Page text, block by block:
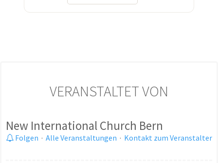
VERANSTALTET VON
New International Church Bern
Folgen · Alle Veranstaltungen · Kontakt zum Veranstalter